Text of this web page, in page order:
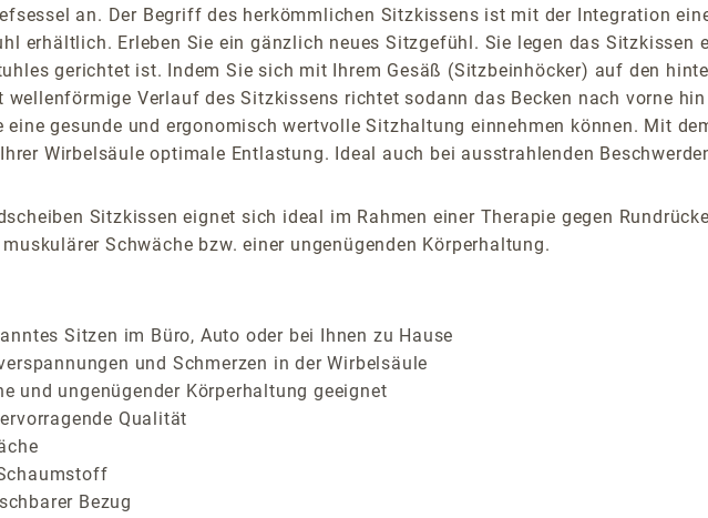
an. Der Begriff des herkömmlichen Sitzkissens ist mit der Integration
erhältlich. Erleben Sie ein gänzlich neues Sitzgefühl. Sie legen das Sitzkissen
gerichtet ist. Indem Sie sich mit Ihrem Gesäß (Sitzbeinhöcker) auf den
Verlauf des Sitzkissens richtet sodann das Becken nach vorne
gesunde und ergonomisch wertvolle Sitzhaltung einnehmen können. Mit
Wirbelsäule optimale Entlastung. Ideal auch bei ausstrahlenden
Sitzkissen eignet sich ideal im Rahmen einer Therapie gegen
Schwäche bzw. einer ungenügenden Körperhaltung.
Sitzen im Büro, Auto oder bei Ihnen zu Hause
und Schmerzen in der Wirbelsäule
und ungenügender Körperhaltung geeignet
Qualität
Bezug